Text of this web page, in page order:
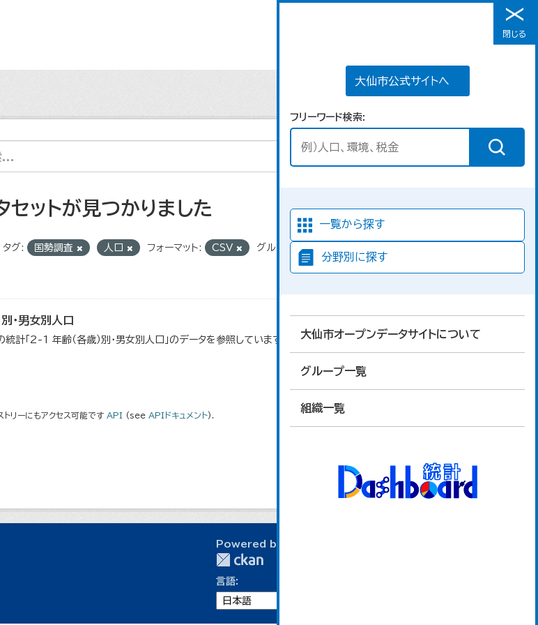
メニュー
大仙市公式サイトへ
フリーワード検索
一覧から探す
分野別に探す
大仙市オープンデータサイトについて
グループ一覧
組織一覧
閉じる
セットが見つかりました
タグ: 国勢調査 人口 フォーマット: CSV グループ:
・男女別人口
計「2-1 年齢（各歳）別・男女別人口」のデータを参照しています。
リーにもアクセス可能です API (see APIドキュメント).
Powered by
言語